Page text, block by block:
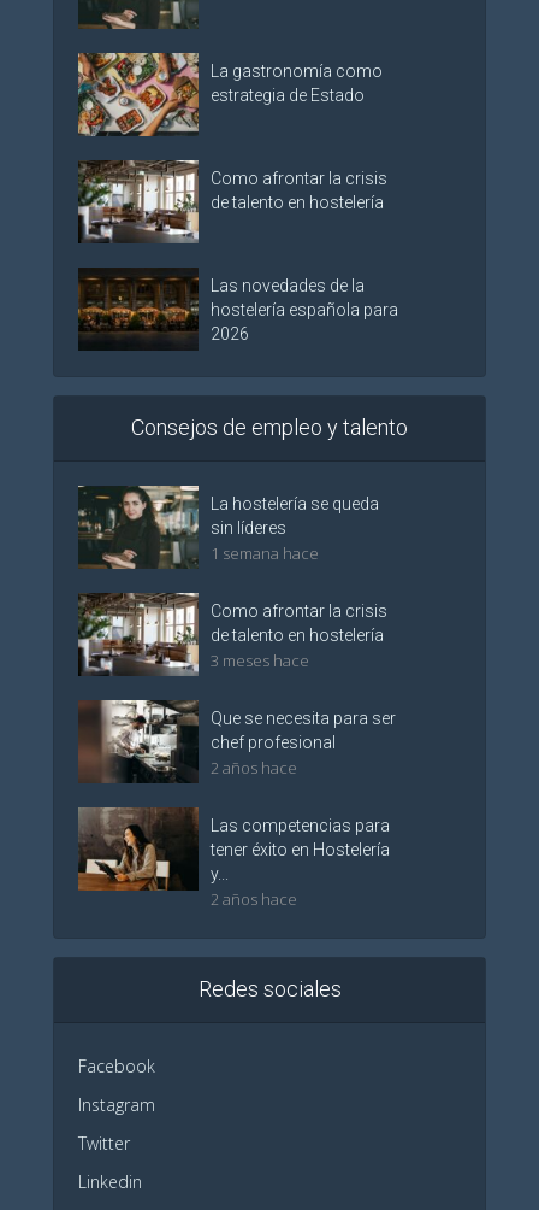
La gastronomía como
estrategia de Estado
Como afrontar la crisis
de talento en hostelería
Las novedades de la
hostelería española para
2026
Consejos de empleo y talento
La hostelería se queda
sin líderes
1 semana hace
Como afrontar la crisis
de talento en hostelería
3 meses hace
Que se necesita para ser
chef profesional
2 años hace
Las competencias para
tener éxito en Hostelería
y...
2 años hace
Redes sociales
Facebook
Instagram
Twitter
Linkedin